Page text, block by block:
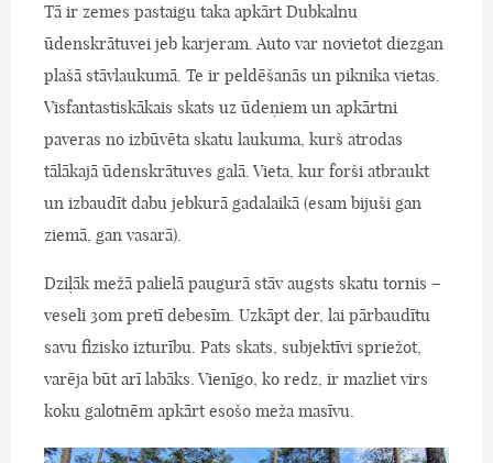
Tā ir zemes pastaigu taka apkārt Dubkalnu
ūdenskrātuvei jeb karjeram. Auto var novietot diezgan
plašā stāvlaukumā. Te ir peldēšanās un piknika vietas.
Visfantastiskākais skats uz ūdeņiem un apkārtni
paveras no izbūvēta skatu laukuma, kurš atrodas
tālākajā ūdenskrātuves galā. Vieta, kur forši atbraukt
un izbaudīt dabu jebkurā gadalaikā (esam bijuši gan
ziemā, gan vasarā).
Dziļāk mežā palielā paugurā stāv augsts skatu tornis –
veseli 30m pretī debesīm. Uzkāpt der, lai pārbaudītu
savu fizisko izturību. Pats skats, subjektīvi spriežot,
varēja būt arī labāks. Vienīgo, ko redz, ir mazliet virs
koku galotnēm apkārt esošo meža masīvu.